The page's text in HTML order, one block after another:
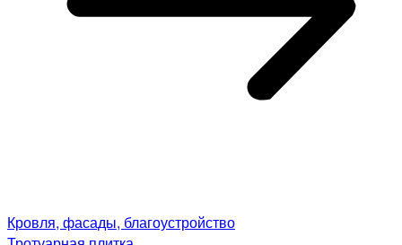
Кровля, фасады, благоустройство